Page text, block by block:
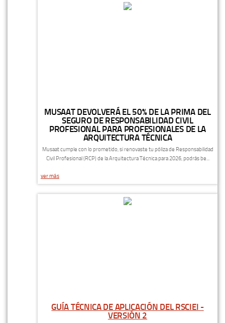
MUSAAT DEVOLVERÁ EL 50% DE LA PRIMA DEL
SEGURO DE RESPONSABILIDAD CIVIL
PROFESIONAL PARA PROFESIONALES DE LA
ARQUITECTURA TÉCNICA
Musaat cumple con lo prometido, si renovaste tu póliza de Responsabilidad
Civil Profesional (RCP) de la Arquitectura Técnica para 2026, podrás be...
ver más
GUÍA TÉCNICA DE APLICACIÓN DEL RSCIEI -
VERSIÓN 2